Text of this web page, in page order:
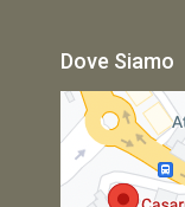
Dove Siamo